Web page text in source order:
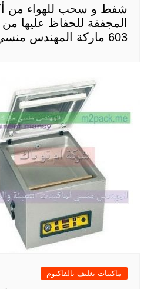
شفط و سحب للهواء من
المجففة للحفاظ عليها
603 ماركة المهندس منسي شرح حسن
ماكينات تغليف بالفاكيوم